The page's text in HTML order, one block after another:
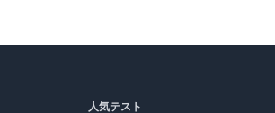
人気テスト